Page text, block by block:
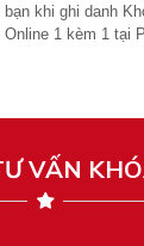
bạn khi ghi danh
Online 1 kèm 1 tại
VẤN